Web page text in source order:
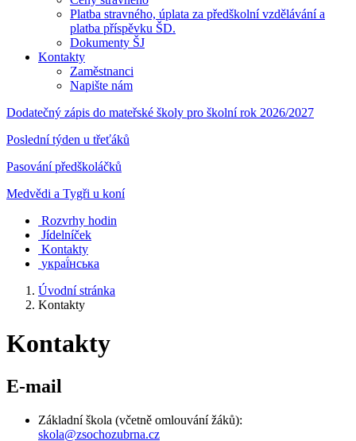
Platba stravného, úplata za předškolní vzdělávání a
platba příspěvku ŠD.
Dokumenty ŠJ
Kontakty
Zaměstnanci
Napište nám
Dodatečný zápis do mateřské školy pro školní rok 2026/2027
Poslední týden u třeťáků
Pasování předškoláčků
Medvědi a Tygři u koní
Rozvrhy hodin
Jídelníček
Kontakty
украї́нська
Úvodní stránka
Kontakty
Kontakty
E-mail
Základní škola (včetně omlouvání žáků):
skola@zsochozubrna.cz